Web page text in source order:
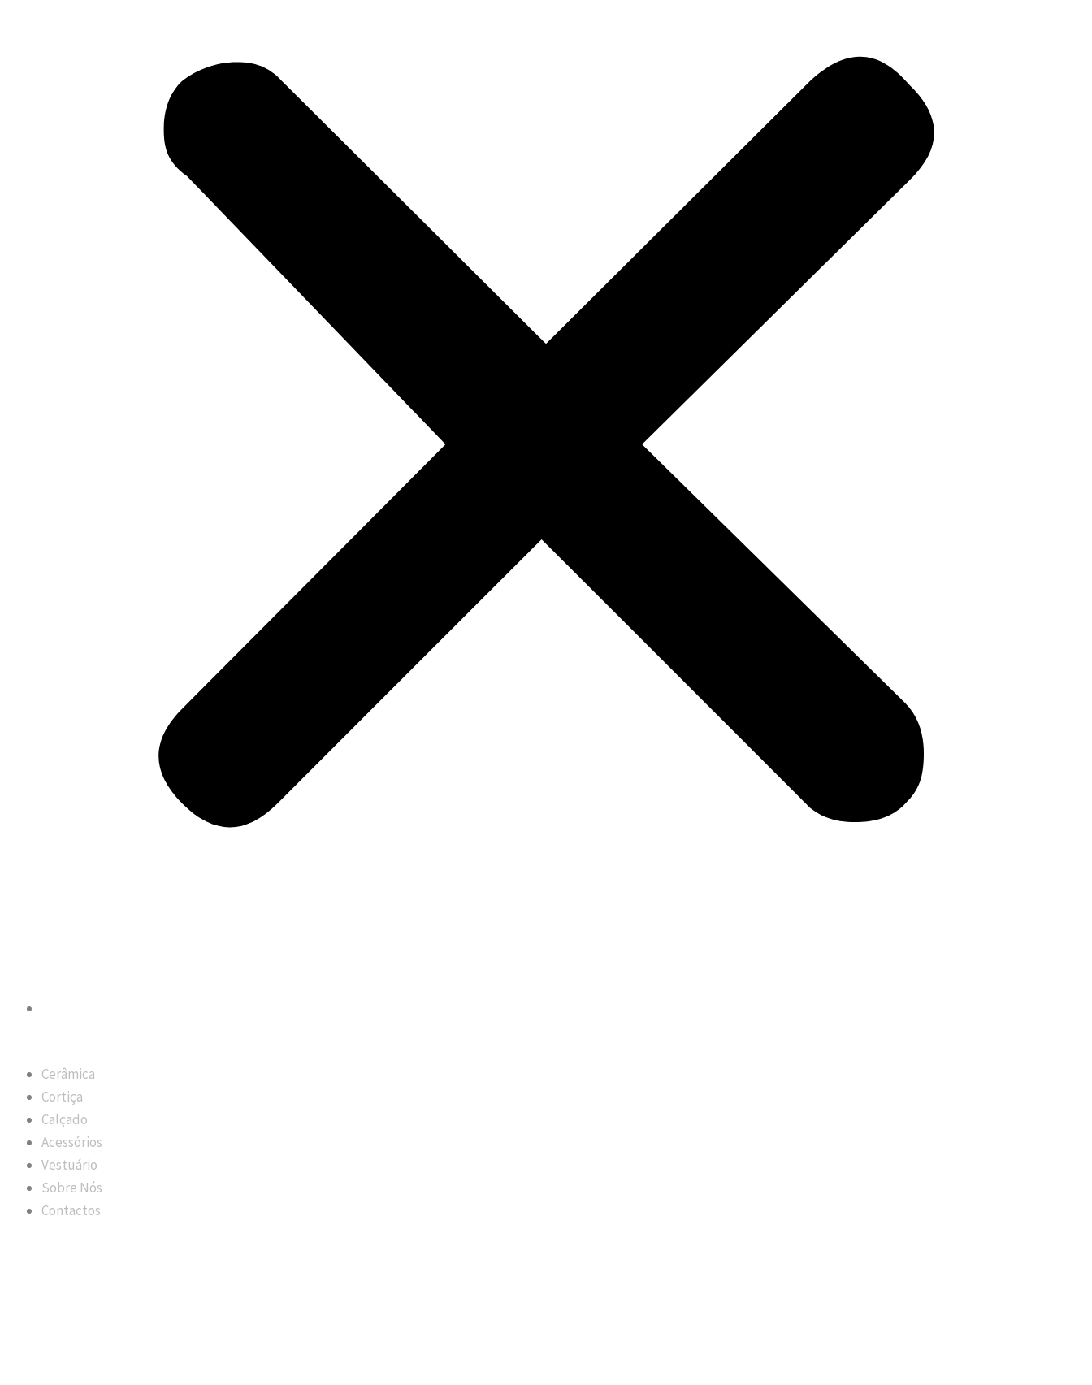
Cerâmica
Cortiça
Calçado
Acessórios
Vestuário
Sobre Nós
Contactos